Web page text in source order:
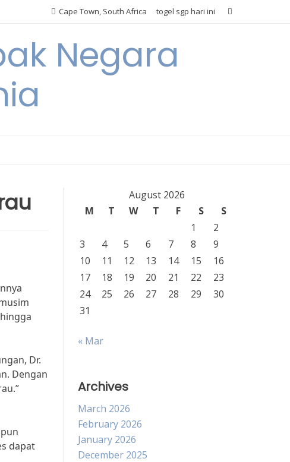
Cape Town, South Africa togel sgp hari ini
Negara
Dr.
Dengan
dapat
August 2026
M
T W T F S
S
1
2
3
4 5 6 7 8
9
10
11 12 13 14 15
16
17
18 19 20 21 22
23
24
25 26 27 28 29
30
31
« Mar
Archives
March 2026
February 2026
January 2026
December 2025